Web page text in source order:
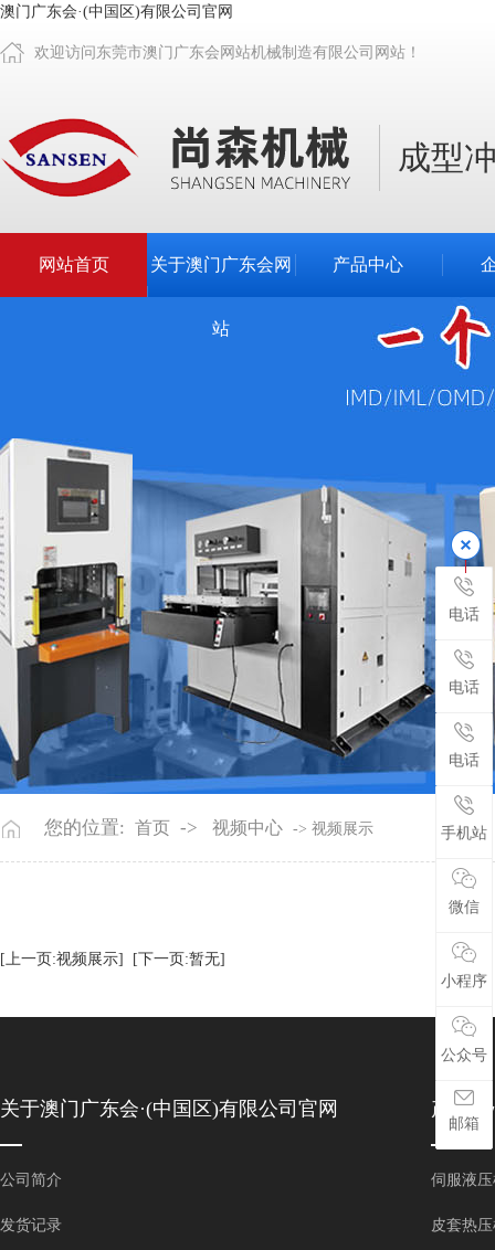
澳门广东会·(中国区)有限公司官网
欢迎访问东莞市澳门广东会网站机械制造有限公司网站！
成型
网站首页 关于澳门广东会网
站
产品中心
您的位置: 首页 -> 视频中心 -> 视频展示
[上一页:视频展示] [下一页:暂无]
关于澳门广东会·(中国区)有限公司官网
公司简介
发货记录
产品中
伺服液
皮套热
电话
电话
电话
手机站
微信
小程序
公众号
邮箱